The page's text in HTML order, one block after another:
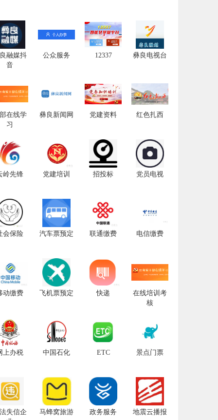
融媒抖
音
公众服务 12337 彝良电视台
在线学
习
彝良新闻网 党建资料 红色扎西
岭先锋 党建培训 招投标 党员电视
会保险 汽车票预定 联通缴费 电信缴费
动缴费 飞机票预定 快递
在线培训考
核
上办税 中国石化 ETC 景点门票
失信企
马蜂窝旅游 政务服务 地震云播报